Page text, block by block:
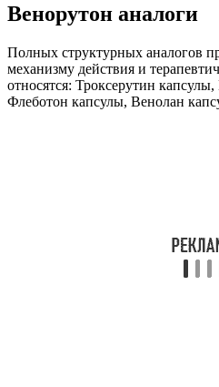
Венорутон аналоги
Полных структурных аналогов
механизму действия и
относятся: Троксерутин
Флеботон капсулы, Венолан